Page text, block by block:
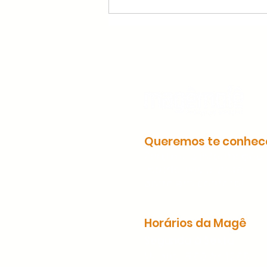
Queremos te
Horários da Magê